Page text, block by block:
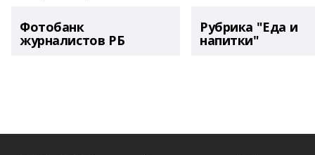
Фотобанк
журналистов РБ
Рубрика "Еда и
напитки"